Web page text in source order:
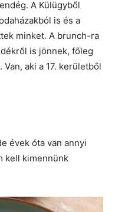
A Külügyből
is és a
minket. A brunch-ra
is jönnek, főleg
aki a 17. kerületből
évek óta van annyi
kell kimennünk